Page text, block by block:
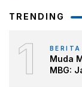
TRENDING
1 BERITA
Muda
MBG: